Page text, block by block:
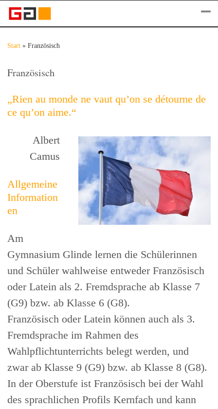
Zum Inhalt springen
Start » Französisch
Französisch
„Rien au monde ne vaut qu’on se détourne de
ce qu’on aime.“
Albert
Camus
Allgemeine
Information
en
Am
Gymnasium Glinde lernen die Schülerinnen
und Schüler wahlweise entweder Französisch
oder Latein als 2. Fremdsprache ab Klasse 7
(G9) bzw. ab Klasse 6 (G8).
Französisch oder Latein können auch als 3.
Fremdsprache im Rahmen des
Wahlpflichtunterrichts belegt werden, und
zwar ab Klasse 9 (G9) bzw. ab Klasse 8 (G8).
In der Oberstufe ist Französisch bei der Wahl
des sprachlichen Profils Kernfach und kann